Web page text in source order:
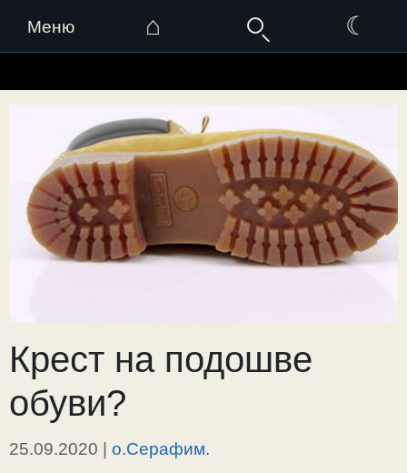
Меню ⌂ ☾
к
содержимому
Крест на подошве
обуви?
25.09.2020 | о.Серафим.